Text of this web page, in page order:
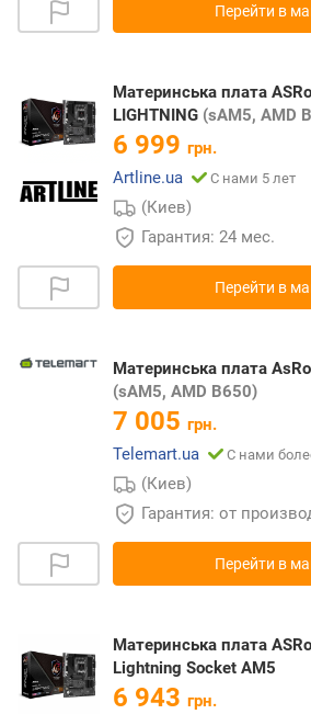
Перейти в
Материнська плата
LIGHTNING (sAM5, AMD
6 999 грн.
Artline.ua
С нами 5 лет
(Киев)
Гарантия: 24 мес.
Перейти в
Материнська плата
(sAM5, AMD B650)
7 005 грн.
Telemart.ua
С нами
(Киев)
Гарантия: от
Перейти в
Материнська плата
Lightning Socket AM5
6 943 грн.